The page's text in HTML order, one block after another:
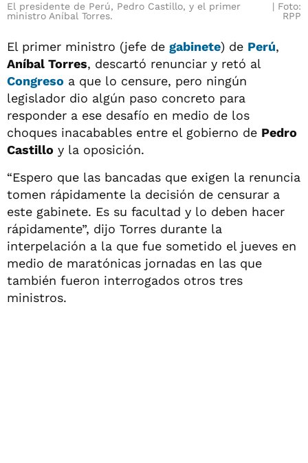
El presidente de Perú, Pedro Castillo, y el primer
ministro Aníbal Torres.
Foto:
RPP
El primer ministro (jefe de gabinete) de Perú,
Aníbal Torres, descartó renunciar y retó al
Congreso a que lo censure, pero ningún
legislador dio algún paso concreto para
responder a ese desafío en medio de los
choques inacabables entre el gobierno de Pedro
Castillo y la oposición.
“Espero que las bancadas que exigen la renuncia
tomen rápidamente la decisión de censurar a
este gabinete. Es su facultad y lo deben hacer
rápidamente”, dijo Torres durante la
interpelación a la que fue sometido el jueves en
medio de maratónicas jornadas en las que
también fueron interrogados otros tres
ministros.